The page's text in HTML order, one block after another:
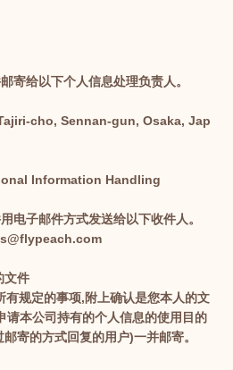
寄给以下个人信息处理负责人。
cho, Sennan-gun, Osaka, Jap
Information Handling
电子邮件方式发送给以下收件人。
文件
规定的事项,附上确认是您本人的文
请本公司持有的个人信息的使用目的
寄的方式回复的用户)一并邮寄。